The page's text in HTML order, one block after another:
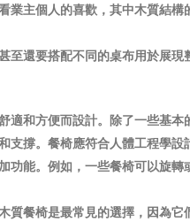
業主個人的喜歡，其中木質結
還要搭配不同的桌布用於展
適和方便而設計。除了一些基
支撐。餐椅應符合人體工程學
功能。例如，一些餐椅可以旋
質餐椅是最常見的選擇，因為